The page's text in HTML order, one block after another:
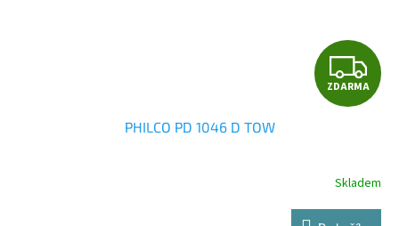
Z
D
R
M
ZDARMA
PHILCO PD 1046 D TOW
Skladem